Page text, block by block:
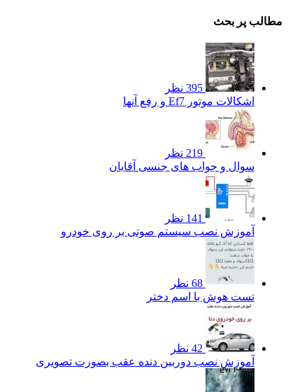
مطالب پر بحث
395 نظر
اشکالات موتور Ef7 و رفع آنها
219 نظر
سوال و جواب های جنسی آقایان
141 نظر
آموزش نصب سیستم صوتی بر روی خودرو
68 نظر
تست هوش با اسم دختر
42 نظر
آموزش نصب دوربین دنده عقب بصورت تصویری